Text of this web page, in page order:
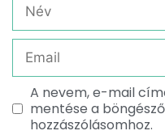
A nevem, e-mail
mentése a
hozzászólásomhoz.